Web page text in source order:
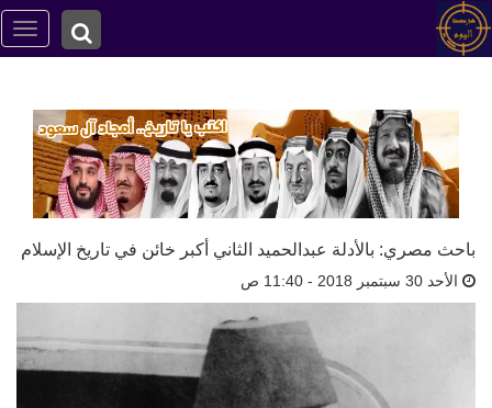
باحث مصري: بالأدلة عبدالحميد الثاني أكبر خائن في تاريخ الإسلام
الأحد 30 سبتمبر 2018 - 11:40 ص